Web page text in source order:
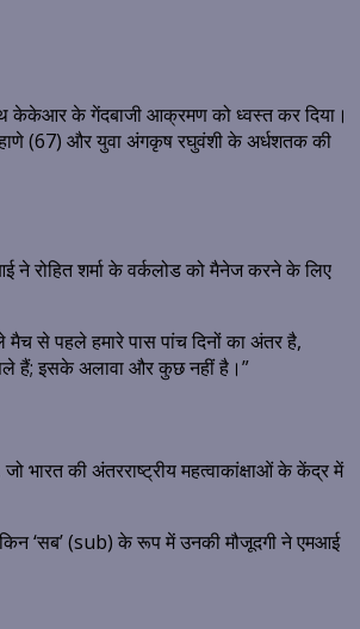
केकेआर के गेंदबाजी आक्रमण को ध्वस्त कर दिया।
(67) और युवा अंगकृष रघुवंशी के अर्धशतक की
ने रोहित शर्मा के वर्कलोड को मैनेज करने के लिए
से पहले हमारे पास पांच दिनों का अंतर है,
हैं; इसके अलावा और कुछ नहीं है।”
भारत की अंतरराष्ट्रीय महत्वाकांक्षाओं के केंद्र में
‘सब’ (sub) के रूप में उनकी मौजूदगी ने एमआई